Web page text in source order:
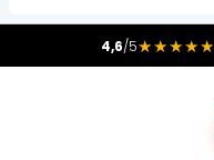
4,6/5★★★★★